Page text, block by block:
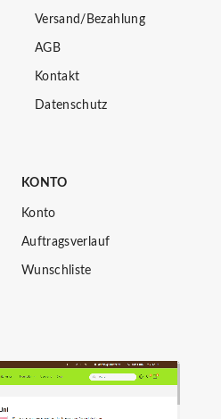
Versand/Bezahlung
AGB
Kontakt
Datenschutz
KONTO
Konto
Auftragsverlauf
Wunschliste